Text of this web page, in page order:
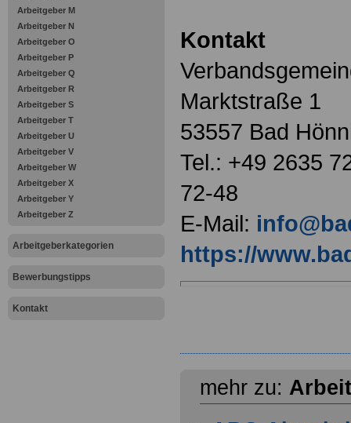
Arbeitgeber M
Arbeitgeber N
Arbeitgeber O
Arbeitgeber P
Arbeitgeber Q
Arbeitgeber R
Arbeitgeber S
Arbeitgeber T
Arbeitgeber U
Arbeitgeber V
Arbeitgeber W
Arbeitgeber X
Arbeitgeber Y
Arbeitgeber Z
Arbeitgeberkategorien
Bewerbungstipps
Kontakt
Kontakt
Marktstraße 1
53557 Bad
Tel.: +49 2635
72-48
E-Mail:
https://
mehr zu: